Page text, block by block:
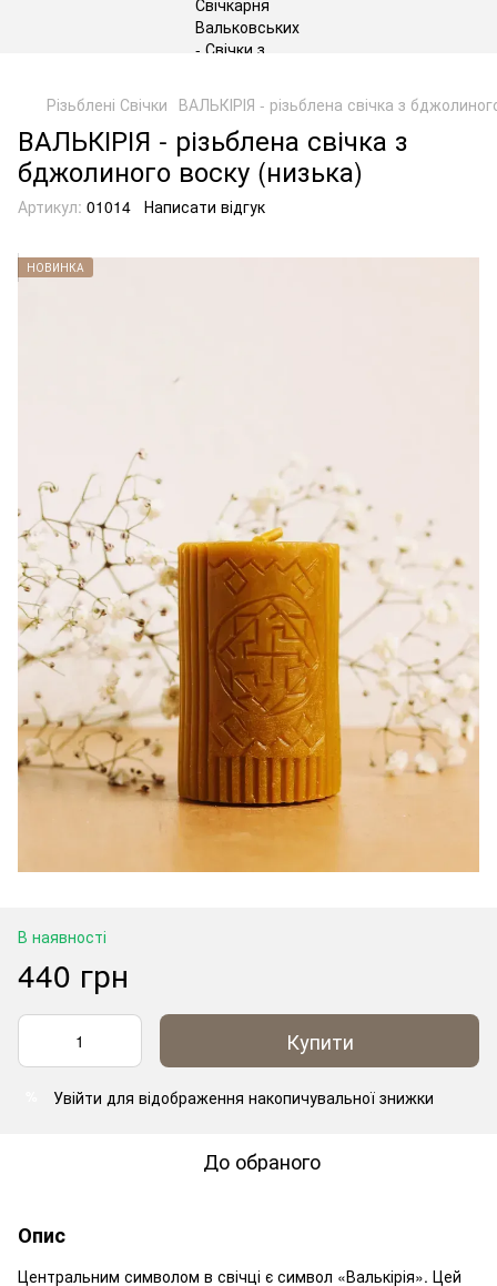
gtag('js', new Date()); gtag('config', 'G-DP234BVRNV');
Різьблені Свічки ВАЛЬКІРІЯ - різьблена свічка з
ВАЛЬКІРІЯ - різьблена свічка з
бджолиного воску (низька)
Артикул: 01014 Написати відгук
НОВИНКА
В наявності
440 грн
Купити
Увійти для відображення накопичувальної знижки
До обраного
Опис
Центральним символом в свічці є символ «Валькірія». Цей